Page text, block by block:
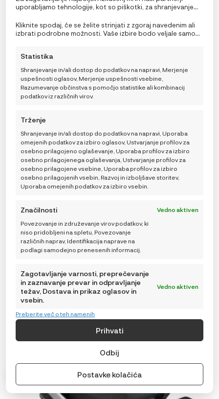
uporabljamo tehnologije, kot so piškotki, za shranjevanje
tehnologije nam in našim partnerjem omogoča obdelavo
osebnih podatkov, kot so vedenje pri brskanju ali edinstveni
identifikatorji na tem spletnem mestu. Neprivolitev ali
funkcije in funkcije.
Kliknite spodaj, če se želite strinjati z zgoraj navedenim ali
izbrati podrobne možnosti. Vaše izbire bodo veljale samo
uporabite preklopna stikala v pravilniku o piškotkih ali
kliknete gumb za upravljanje soglasja na dnu zaslona.
Statistika
Shranjevanje in/ali dostop do podatkov na napravi, Merjenje
uspešnosti oglasov, Merjenje uspešnosti vsebine,
Razumevanje občinstva s pomočjo statistike ali kombinacij
podatkov iz različnih virov.
Trženje
Shranjevanje in/ali dostop do podatkov na napravi, Uporaba
omejenih podatkov za izbiro oglasov, Ustvarjanje profilov za
osebno prilagojeno oglaševanje, Uporaba profilov za izbiro
osebno prilagojenega oglaševanja, Ustvarjanje profilov za
osebno prilagojene vsebine, Uporaba profilov za izbiro
osebno prilagojenih vsebin, Razvoj in izboljšave storitev,
Uporaba omejenih podatkov za izbiro vsebin.
Značilnosti
Vedno aktiven
Povezovanje in združevanje virov podatkov, ki
niso pridobljeni na spletu, Povezovanje
različnih naprav, Identifikacija naprave na
podlagi samodejno prenesenih informacij.
Zagotavljanje varnosti, preprečevanje
in zaznavanje prevar in odpravljanje
težav, Dostava in prikaz oglasov in
vsebin.
Vedno aktiven
Preberite več o teh namenih
Prihvati
Odbij
Postavke kolačića
TRENUTNO NEDOSTUPNO